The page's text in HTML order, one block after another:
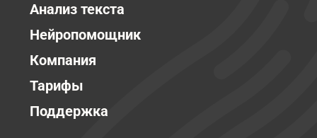
Анализ текста
Нейропомощник
Компания
Тарифы
Поддержка